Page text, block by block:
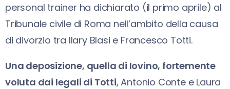
personal trainer ha dichiarato (il primo aprile) al
Tribunale civile di Roma nell’ambito della causa
di divorzio tra Ilary Blasi e Francesco Totti.
Una deposizione, quella di Iovino, fortemente
voluta dai legali di Totti, Antonio Conte e Laura